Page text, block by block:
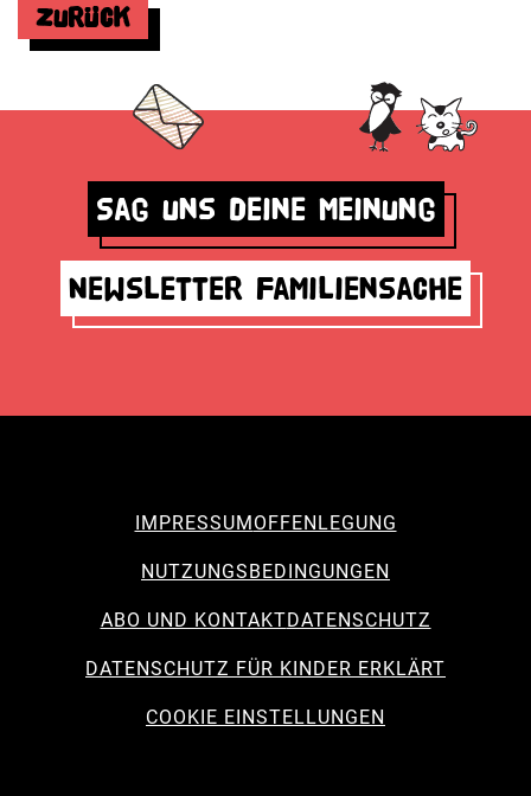
Zurück
Sag uns deine Meinung
Newsletter Familiensache
IMPRESSUMOFFENLEGUNG
NUTZUNGSBEDINGUNGEN
ABO UND KONTAKTDATENSCHUTZ
DATENSCHUTZ FÜR KINDER ERKLÄRT
COOKIE EINSTELLUNGEN